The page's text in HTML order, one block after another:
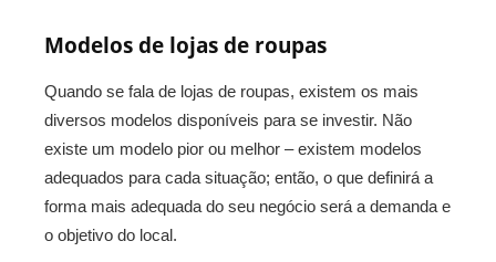
Modelos de lojas de roupas
Quando se fala de lojas de roupas, existem os mais
diversos modelos disponíveis para se investir. Não
existe um modelo pior ou melhor – existem modelos
adequados para cada situação; então, o que definirá a
forma mais adequada do seu negócio será a demanda e
o objetivo do local.